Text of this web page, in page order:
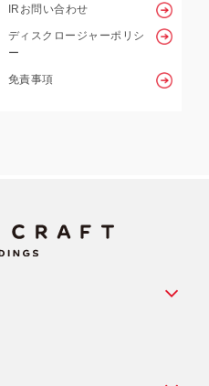
IRお問い合わせ
ディスクロージャーポリシ
ー
免責事項